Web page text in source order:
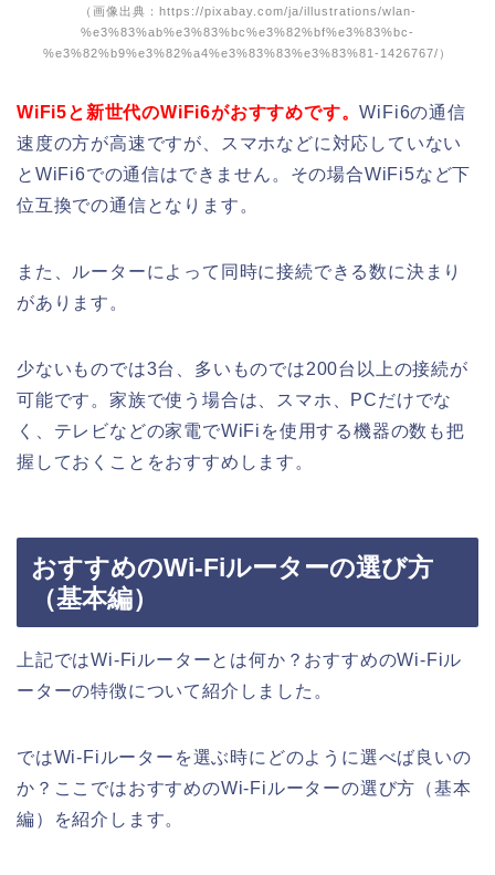
（画像出典：https://pixabay.com/ja/illustrations/wlan-
%e3%83%ab%e3%83%bc%e3%82%bf%e3%83%bc-
%e3%82%b9%e3%82%a4%e3%83%83%e3%83%81-1426767/）
WiFi5と新世代のWiFi6がおすすめです。WiFi6の通信
速度の方が高速ですが、スマホなどに対応していない
とWiFi6での通信はできません。その場合WiFi5など下
位互換での通信となります。
また、ルーターによって同時に接続できる数に決まり
があります。
少ないものでは3台、多いものでは200台以上の接続が
可能です。家族で使う場合は、スマホ、PCだけでな
く、テレビなどの家電でWiFiを使用する機器の数も把
握しておくことをおすすめします。
おすすめのWi-Fiルーターの選び方
（基本編）
上記ではWi-Fiルーターとは何か？おすすめのWi-Fiル
ーターの特徴について紹介しました。
ではWi-Fiルーターを選ぶ時にどのように選べば良いの
か？ここではおすすめのWi-Fiルーターの選び方（基本
編）を紹介します。